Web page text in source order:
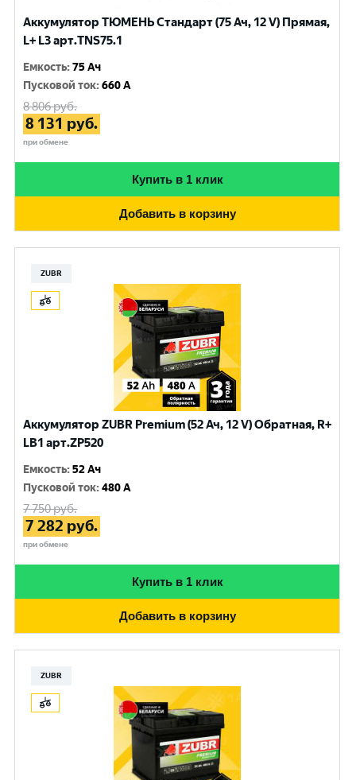
Аккумулятор ТЮМЕНЬ Стандарт (75 Ач, 12 V) Прямая,
L+ L3 арт.TNS75.1
Емкость:75 Ач
Пусковой ток:660 A
8 806руб.
8 131 руб.
при обмене
Купить в 1 клик
Добавить в корзину
ZUBR
Аккумулятор ZUBR Premium (52 Ач, 12 V) Обратная, R+
LB1 арт.ZP520
Емкость:52 Ач
Пусковой ток:480 A
7 750руб.
7 282 руб.
при обмене
Купить в 1 клик
Добавить в корзину
ZUBR